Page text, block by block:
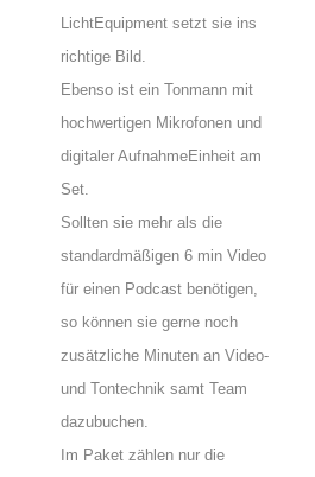
LichtEquipment setzt sie ins
richtige Bild.
Ebenso ist ein Tonmann mit
hochwertigen Mikrofonen und
digitaler AufnahmeEinheit am
Set.
Sollten sie mehr als die
standardmäßigen 6 min Video
für einen Podcast benötigen,
so können sie gerne noch
zusätzliche Minuten an Video-
und Tontechnik samt Team
dazubuchen.
Im Paket zählen nur die